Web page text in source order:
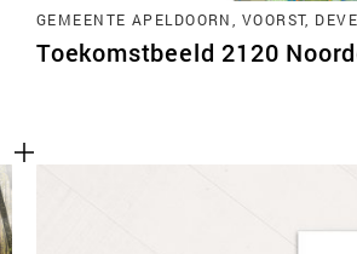
GEMEENTE APELDOORN, VOORST,
Toekomstbeeld 2120